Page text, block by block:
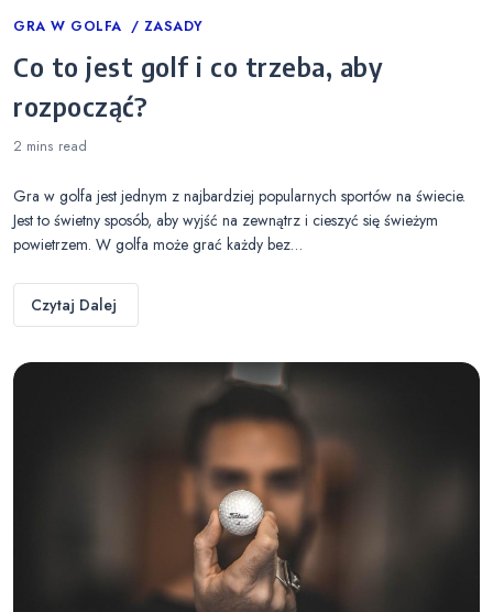
Categories
GRA W GOLFA ZASADY
Co to jest golf i co trzeba, aby
rozpocząć?
2 mins read
Gra w golfa jest jednym z najbardziej popularnych sportów na świecie.
Jest to świetny sposób, aby wyjść na zewnątrz i cieszyć się świeżym
powietrzem. W golfa może grać każdy bez…
Czytaj Dalej